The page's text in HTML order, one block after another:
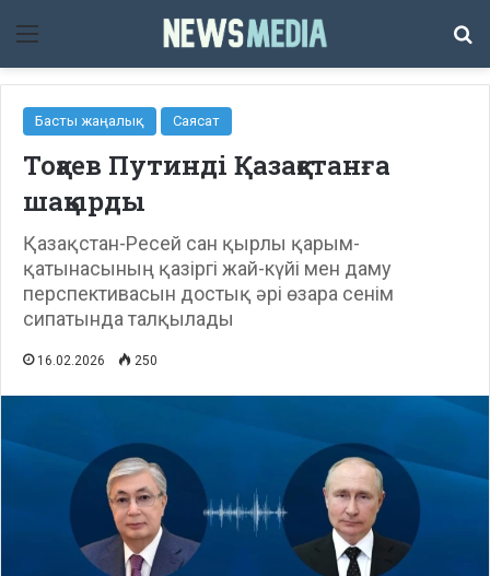
Мәзір
Басты жаңалық Саясат
Тоқаев Путинді Қазақстанға
шақырды
Қазақстан-Ресей сан қырлы қарым-
қатынасының қазіргі жай-күйі мен даму
перспективасын достық әрі өзара сенім
сипатында талқылады
16.02.2026 250